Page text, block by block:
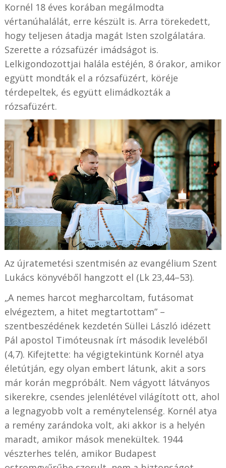
Kornél 18 éves korában megálmodta
vértanúhalálát, erre készült is. Arra törekedett,
hogy teljesen átadja magát Isten szolgálatára.
Szerette a rózsafüzér imádságot is.
Lelkigondozottjai halála estéjén, 8 órakor, amikor
együtt mondták el a rózsafüzért, köréje
térdepeltek, és együtt elimádkozták a
rózsafüzért.
Az újratemetési szentmisén az evangélium Szent
Lukács könyvéből hangzott el (Lk 23,44–53).
„A nemes harcot megharcoltam, futásomat
elvégeztem, a hitet megtartottam” –
szentbeszédének kezdetén Süllei László idézett
Pál apostol Timóteusnak írt második leveléből
(4,7). Kifejtette: ha végigtekintünk Kornél atya
életútján, egy olyan embert látunk, akit a sors
már korán megpróbált. Nem vágyott látványos
sikerekre, csendes jelenlétével világított ott, ahol
a legnagyobb volt a reménytelenség. Kornél atya
a remény zarándoka volt, aki akkor is a helyén
maradt, amikor mások menekültek. 1944
vészterhes telén, amikor Budapest